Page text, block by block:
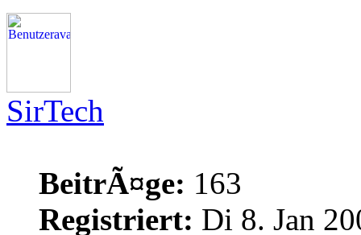
SirTech
BeitrÃ¤ge: 163
Registriert: Di 8. Jan